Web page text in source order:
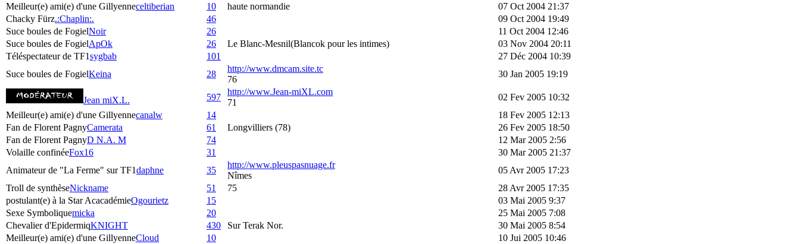
Meilleur(e) ami(e) d'une Gillyenneceltiberian 10 haute normandie
07 Oct 2004 21:37
Chacky Fürz.:Chaplin:. 46
09 Oct 2004 19:49
Suce boules de FogielNoir 26
11 Oct 2004 12:46
Suce boules de FogielApOk 26 Le Blanc-Mesnil(Blancok pour les intimes)
03 Nov 2004 20:11
Téléspectateur de TF1sygbab 101
27 Déc 2004 10:39
Suce boules de FogielKeina 28
http://www.dmcam.site.tc
76
30 Jan 2005 19:19
Jean miX.L. 597
http://www.Jean-miXL.com
71
02 Fev 2005 10:32
Meilleur(e) ami(e) d'une Gillyennecanalw 14
18 Fev 2005 12:13
Fan de Florent PagnyCamerata 61 Longvilliers (78)
26 Fev 2005 18:50
Fan de Florent PagnyD N.A. M 74
12 Mar 2005 2:56
Volaille confinéeFox16 31
30 Mar 2005 21:37
Animateur de "La Ferme" sur TF1daphne 35
http://www.pleuspasnuage.fr
Nîmes
05 Avr 2005 17:23
Troll de synthèseNickname 51 75
28 Avr 2005 17:35
postulant(e) à la Star AcacadémieOgourietz 15
03 Mai 2005 9:37
Sexe Symboliquemicka 20
25 Mai 2005 7:08
Chevalier d'EpidermiqKNIGHT 430 Sur Terak Nor.
30 Mai 2005 8:54
Meilleur(e) ami(e) d'une GillyenneCloud 10
10 Jui 2005 10:46